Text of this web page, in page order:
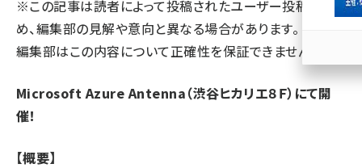
※この記事は読者によって投稿されたユーザー投稿のた
め、編集部の見解や意向と異なる場合があります。 また、
編集部はこの内容について正確性を保証できません。
Microsoft Azure Antenna（渋谷ヒカリエ８Ｆ）にて開
催！
【概要】